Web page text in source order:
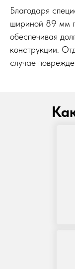
Благодаря
шириной 89 мм
обеспечивая
конструкции.
случае